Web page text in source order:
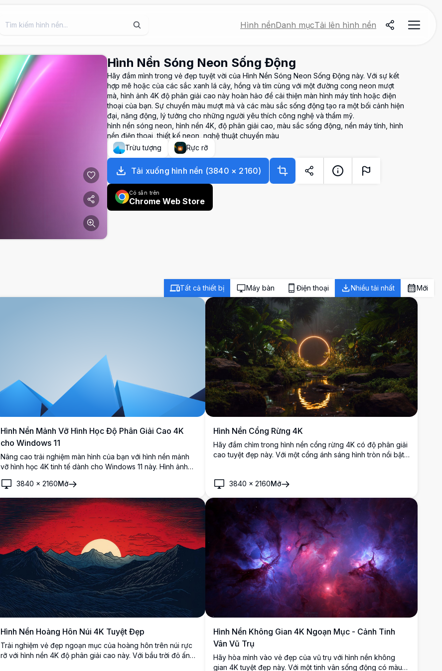
Hình nềnDanh mụcTải lên hình nền
Hình Nền Sóng Neon Sống Động
Hãy đắm mình trong vẻ đẹp tuyệt vời của Hình Nền Sóng Neon Sống Động này. Với sự kết
hợp mê hoặc của các sắc xanh lá cây, hồng và tím cùng với một đường cong neon mượt
mà, hình ảnh 4K độ phân giải cao này hoàn hảo để cải thiện màn hình máy tính hoặc điện
thoại của bạn. Sự chuyển màu mượt mà và các màu sắc sống động tạo ra một bối cảnh hiện
đại, năng động, lý tưởng cho những người yêu thích công nghệ và thẩm mỹ.
hình nền sóng neon, hình nền 4K, độ phân giải cao, màu sắc sống động, nền máy tính, hình
nền điện thoại, thiết kế neon, nghệ thuật chuyển màu
Trừu tượng
Rực rỡ
Tải xuống hình nền (3840 × 2160)
Có sẵn trên
Chrome Web Store
Tất cả thiết bị Máy bàn Điện thoại Nhiều tải nhất Mới
Hình Nền Mảnh Vỡ Hình Học Độ Phân Giải Cao 4K
cho Windows 11
Nâng cao trải nghiệm màn hình của bạn với hình nền mảnh
vỡ hình học 4K tinh tế dành cho Windows 11 này. Hình ảnh
được sắp xếp theo phong cách hiện đại, tối giản trên nền
chuyển màu nhẹ, mang lại cảm giác hiện đại cho màn hình
của bạn. Lý tưởng cho các chuyên gia và những người đam
mê thiết kế, nó thêm vào sự thanh lịch và tinh tế cho bất kỳ
không gian làm việc nào.
3840 ×2160Mở
Hình Nền Cổng Rừng 4K
Hãy đắm chìm trong hình nền cổng rừng 4K có độ phân giải
cao tuyệt đẹp này. Với một cổng ánh sáng hình tròn nổi bật
Hoàn hảo để nâng cao màn hình máy tính hoặc di động của
đến một phông nền yên bình nhưng đầy mê hoặc cho bất
kỳ thiết bị nào.
3840 × 2160Mở
Hình Nền Hoàng Hôn Núi 4K Tuyệt Đẹp
Trải nghiệm vẻ đẹp ngoạn mục của hoàng hôn trên núi rực
rỡ với hình nền 4K độ phân giải cao này. Với bầu trời đỏ ấn
Hình Nền Không Gian 4K Ngoạn Mục - Cảnh Tinh
Vân Vũ Trụ
Hãy hòa mình vào vẻ đẹp của vũ trụ với hình nền không
gian 4K tuyệt đẹp này. Với một tinh vân sống động có màu